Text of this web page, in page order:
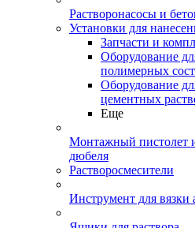
Растворонасосы и
Установки для
Запчасти и
Оборудование
полимерных
Оборудование
цементных
Еще
Монтажный пистолет
дюбеля
Растворосмесители
Инструмент для вязки